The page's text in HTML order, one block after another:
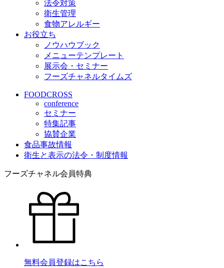
法令対策
衛生管理
食物アレルギー
お役立ち
ノウハウブック
メニューテンプレート
展示会・セミナー
フーズチャネルタイムズ
FOODCROSS
conference
セミナー
特集記事
協賛企業
食品事故情報
衛生と表示の法令・制度情報
フーズチャネル会員特典
無料会員登録はこちら